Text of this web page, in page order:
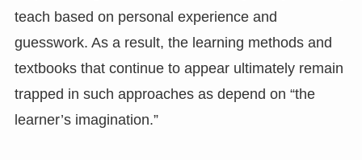
teach based on personal experience and
guesswork. As a result, the learning methods and
textbooks that continue to appear ultimately remain
trapped in such approaches as depend on “the
learner’s imagination.”